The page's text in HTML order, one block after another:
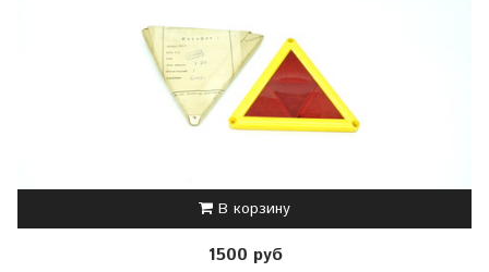
В корзину
1500 руб